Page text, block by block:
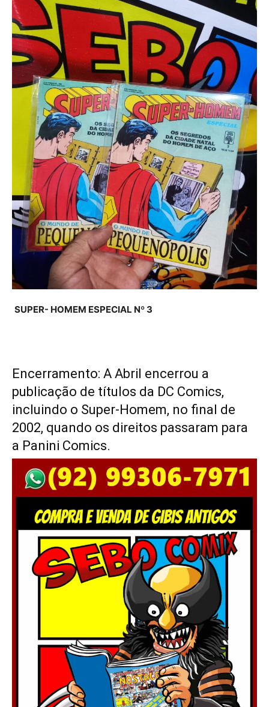
SUPER- HOMEM ESPECIAL Nº 3
Encerramento: A Abril encerrou a
publicação de títulos da DC Comics,
incluindo o Super-Homem, no final de
2002, quando os direitos passaram para
a Panini Comics.